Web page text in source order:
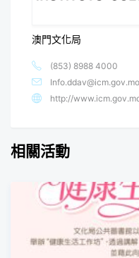
澳門文化局
(853) 8988 4000
Info.ddav@icm.gov.mo
http://
相關活動